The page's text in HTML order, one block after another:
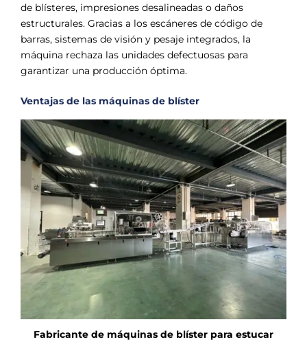
de blísteres, impresiones desalineadas o daños
estructurales. Gracias a los escáneres de código de
barras, sistemas de visión y pesaje integrados, la
máquina rechaza las unidades defectuosas para
garantizar una producción óptima.
Ventajas de las máquinas de blíster
Fabricante de máquinas de blíster para estucar